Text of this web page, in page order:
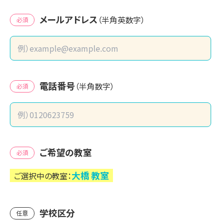
必須 メールアドレス （半角英数字）
必須 電話番号 （半角数字）
必須 ご希望の教室
ご選択中の教室：大橋教室
任意 学校区分